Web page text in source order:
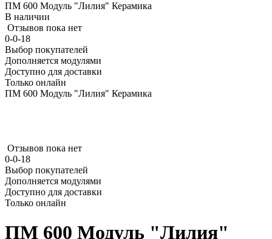
ПМ 600 Модуль "Лилия" Керамика
В наличии
Отзывов пока нет
0-0-18
Выбор покупателей
Дополняется модулями
Доступно для доставки
Только онлайн
ПМ 600 Модуль "Лилия" Керамика
Отзывов пока нет
0-0-18
Выбор покупателей
Дополняется модулями
Доступно для доставки
Только онлайн
ПМ 600 Модуль "Лилия"